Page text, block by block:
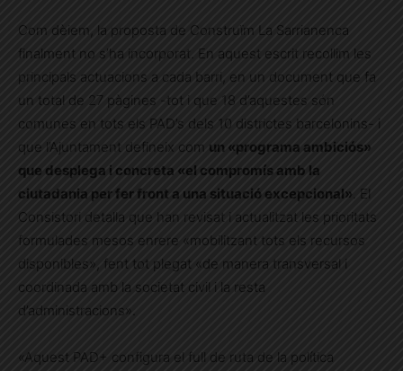
Com dèiem, la proposta de Construïm La Sarrianenca
finalment no s’ha incorporat. En aquest escrit recollim les
principals actuacions a cada barri, en un document que fa
un total de 27 pàgines -tot i que 18 d’aquestes són
comunes en tots els PAD’s dels 10 districtes barcelonins- i
que l’Ajuntament defineix com un «programa ambiciós»
que desplega i concreta «el compromís amb la
ciutadania per fer front a una situació excepcional». El
Consistori detalla que han revisat i actualitzat les prioritats
formulades mesos enrere «mobilitzant tots els recursos
disponibles», fent tot plegat «de manera transversal i
coordinada amb la societat civil i la resta
d’administracions».
«Aquest PAD+ configura el full de ruta de la política